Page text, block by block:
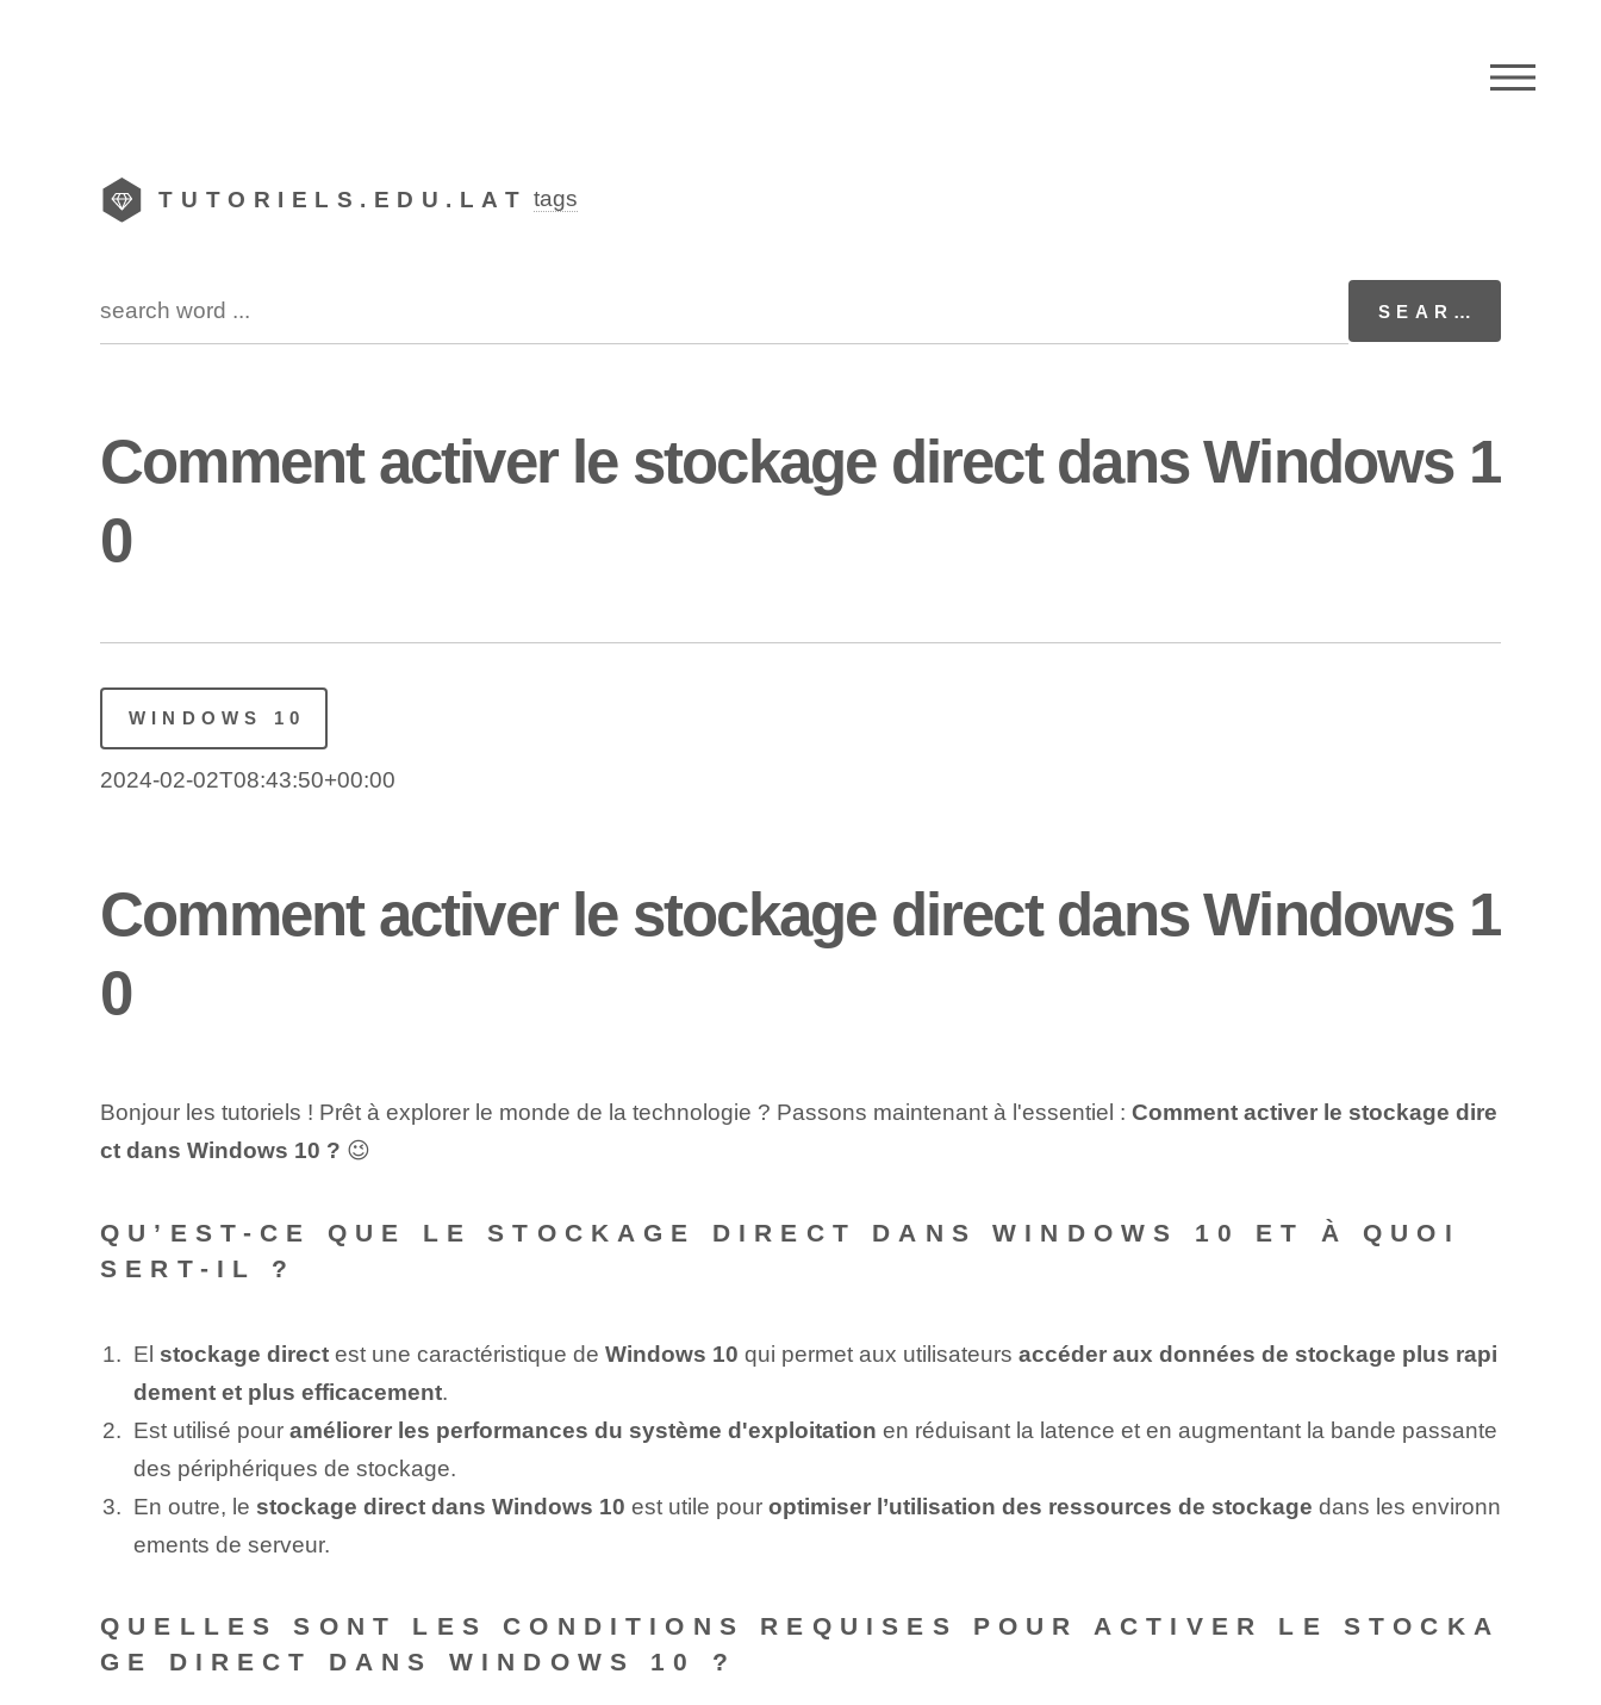
TUTORIELS.EDU.LAT tags
Comment activer le stockage direct dans Windows 1
0
WINDOWS 10
2024-02-02T08:43:50+00:00
Comment activer le stockage direct dans Windows 1
0
Bonjour les tutoriels ! Prêt à explorer le monde de la technologie ? Passons maintenant à l'essentiel : Comment activer le stockage dire
ct dans Windows 10 ? 😉
QU’EST-CE QUE LE STOCKAGE DIRECT DANS WINDOWS 10 ET À QUOI
SERT-IL ?
El stockage directest une caractéristique de Windows 10 qui permet aux utilisateurs accéder aux données de stockage plus rapi
dement et plus efficacement.
Est utilisé pour améliorer les performances du système d'exploitation en réduisant la latence et en augmentant la bande passante
des périphériques de stockage.
En outre, le stockage direct dans Windows 10 est utile pour optimiser l’utilisation des ressources de stockage dans les environn
ements de serveur.
QUELLES SONT LES CONDITIONS REQUISES POUR ACTIVER LE STOCKA
GE DIRECT DANS WINDOWS 10 ?